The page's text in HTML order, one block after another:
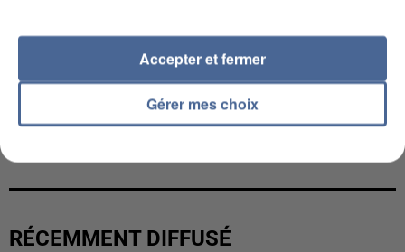
LES DONNÉES DE 300 000 CLIENTS DÉROBÉES À
RÉCEMMENT DIFFUSÉ
Gérer mes choix
Accepter et fermer